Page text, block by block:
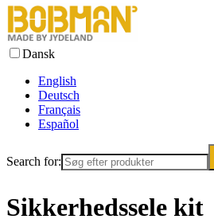
Dansk
English
Deutsch
Français
Español
Search for:
Sikkerhedssele kit